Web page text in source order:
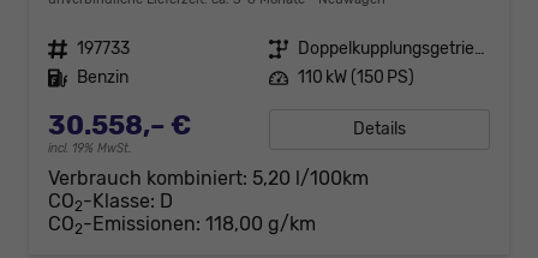
Fahrzeugnr. 197733 Getriebe
Doppelkupplungsgetriebe (DSG)
Kraftstoff Benzin Leistung 110 kW (150 PS)
30.558,– €
incl. 19% MwSt.
Details
Verbrauch kombiniert: 5,20 l/100km
CO2-Klasse: D
CO2-Emissionen: 118,00 g/km